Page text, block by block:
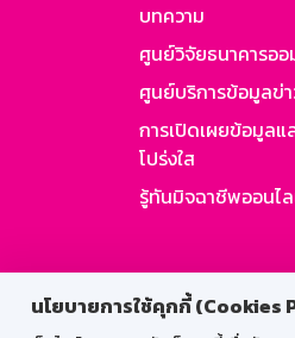
นโยบายการใช้คุกกี้ (Cookies
บทความ
ศูนย์วิจัยธนาคารอ
ศูนย์บริการข้อมูลข่า
การเปิดเผยข้อมูลแ
โปร่งใส
รู้ทันมิจฉาชีพออนไ